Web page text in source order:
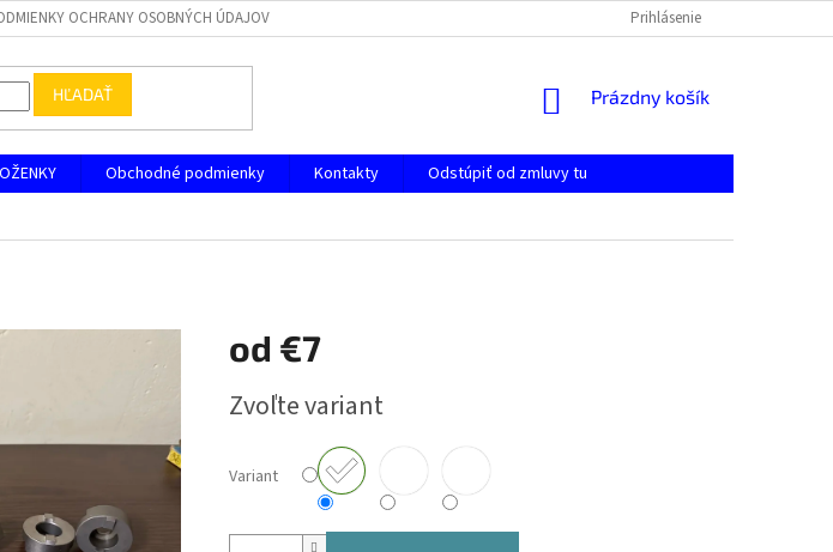
OCHRANY OSOBNÝCH ÚDAJOV Prihlásenie
HĽADAŤ
NÁKUPNÝ
Prázdny košík
Obchodné podmienky Kontakty
Odstúpiť od zmluvy tu
od €7
cena:
Zvoľte variant
Variant